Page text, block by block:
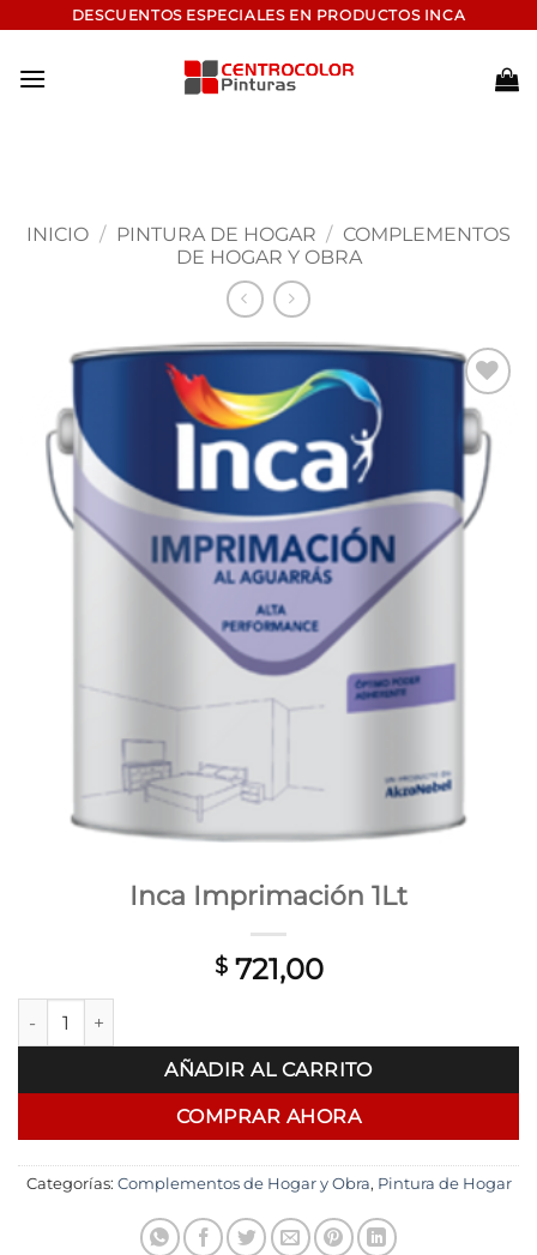
contenido
DESCUENTOS ESPECIALES EN PRODUCTOS INCA
INICIO / PINTURA DE HOGAR / COMPLEMENTOS
DE HOGAR Y OBRA
Add to
wishlist
Inca Imprimación 1Lt
$721,00
Inca Imprimación 1Lt cantidad
AÑADIR AL CARRITO
COMPRAR AHORA
Categorías: Complementos de Hogar y Obra, Pintura de Hogar